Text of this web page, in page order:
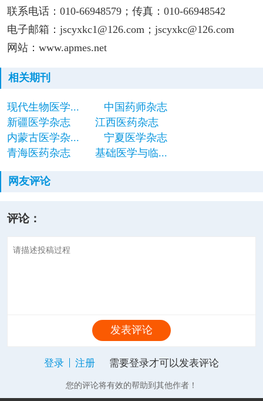
联系电话：010-66948579；传真：010-66948542
电子邮箱：jscyxkc1@126.com；jscyxkc@126.com
网站：www.apmes.net
相关期刊
现代生物医学...
中国药师杂志
新疆医学杂志
江西医药杂志
内蒙古医学杂...
宁夏医学杂志
青海医药杂志
基础医学与临...
网友评论
评论：
发表评论
登录 注册 需要登录才可以发表评论
您的评论将有效的帮助到其他作者！